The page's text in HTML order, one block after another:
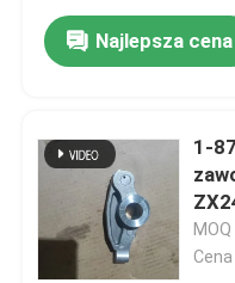
Najlepsza cena
1-
MOQ